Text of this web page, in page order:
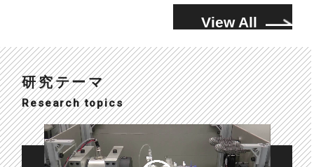
View All
研究テーマ
Research topics